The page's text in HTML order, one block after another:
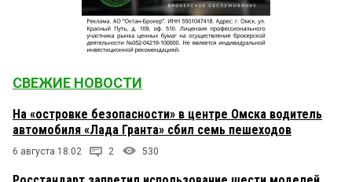
СВЕЖИЕ НОВОСТИ
На «островке безопасности» в центре Омска водитель
автомобиля «Лада Гранта» сбил семь пешеходов
6 августа 18:02 2 530